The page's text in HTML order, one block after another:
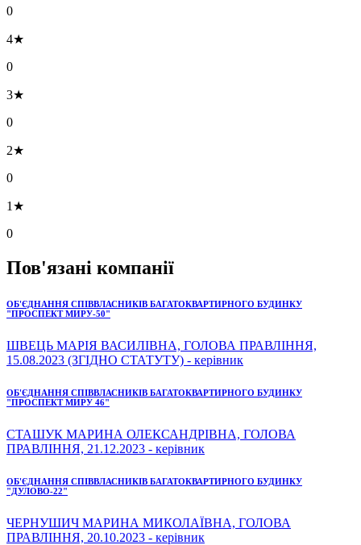
0
4★
0
3★
0
2★
0
1★
0
Пов'язані компанії
ОБ'ЄДНАННЯ СПІВВЛАСНИКІВ БАГАТОКВАРТИРНОГО БУДИНКУ
"ПРОСПЕКТ МИРУ-50"
ШВЕЦЬ МАРІЯ ВАСИЛІВНА, ГОЛОВА ПРАВЛІННЯ,
15.08.2023 (ЗГІДНО СТАТУТУ) - керівник
ОБ'ЄДНАННЯ СПІВВЛАСНИКІВ БАГАТОКВАРТИРНОГО БУДИНКУ
"ПРОСПЕКТ МИРУ 46"
СТАШУК МАРИНА ОЛЕКСАНДРІВНА, ГОЛОВА
ПРАВЛІННЯ, 21.12.2023 - керівник
ОБ'ЄДНАННЯ СПІВВЛАСНИКІВ БАГАТОКВАРТИРНОГО БУДИНКУ
"ДУЛОВО-22"
ЧЕРНУШИЧ МАРИНА МИКОЛАЇВНА, ГОЛОВА
ПРАВЛІННЯ, 20.10.2023 - керівник